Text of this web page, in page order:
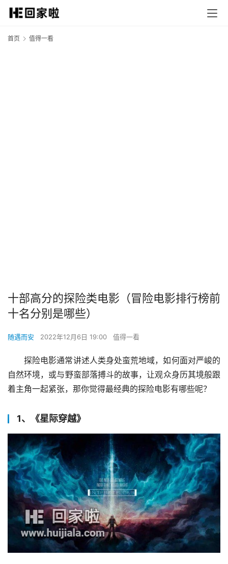
首页 值得一看
十部高分的探险类电影（冒险电影排行榜前
十名分别是哪些）
随遇而安 2022年12月6日 19:00 值得一看
探险电影通常讲述人类身处蛮荒地域，如何面对严峻的
自然环境，或与野蛮部落搏斗的故事，让观众身历其境般跟
着主角一起紧张，那你觉得最经典的探险电影有哪些呢？
1、《星际穿越》